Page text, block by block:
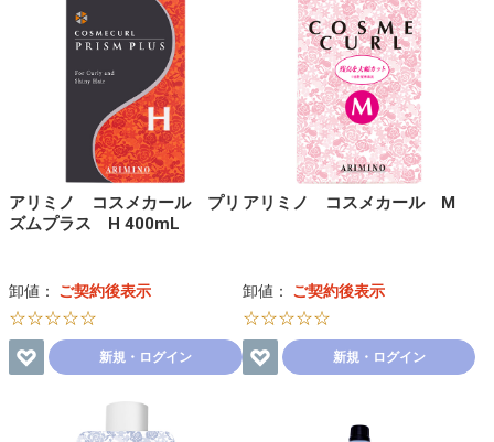
アリミノ コスメカール プリ
ズムプラス H 400mL
卸値： ご契約後表示
☆☆☆☆☆
新規・ログイン
アリミノ コスメカール M
卸値： ご契約後表示
☆☆☆☆☆
新規・ログイン